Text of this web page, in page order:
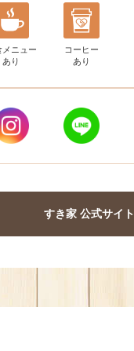
メニュー
あり
コーヒー
あり
すき家 公式サイト